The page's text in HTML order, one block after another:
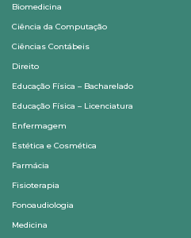
Biomedicina
Ciência da Computação
Ciências Contábeis
Direito
Educação Física – Bacharelado
Educação Física – Licenciatura
Enfermagem
Estética e Cosmética
Farmácia
Fisioterapia
Fonoaudiologia
Medicina